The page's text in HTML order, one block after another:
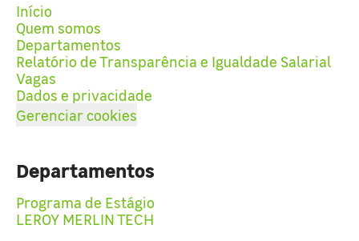
Início
Quem somos
Departamentos
Relatório de Transparência e Igualdade Salarial
Vagas
Dados e privacidade
Gerenciar cookies
Departamentos
Programa de Estágio
LEROY MERLIN TECH